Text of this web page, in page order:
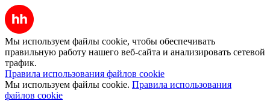
Мы используем файлы cookie, чтобы обеспечивать
правильную работу нашего веб-сайта и анализировать сетевой
трафик.
Правила использования файлов cookie
Мы используем файлы cookie. Правила использования
файлов cookie